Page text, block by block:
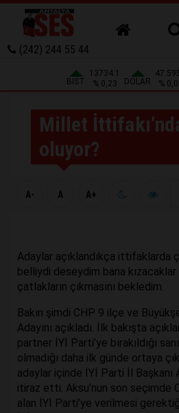
(242) 244 55 44
BIST
13734.1
% 0,23
DOLAR
%
Millet
oluyor?
A- A A+
Adaylar açıklandıkça ittifaklarda
belliydi deseydim bana kızacaklar
çatlakların çıkmasını bekledim.
Bakın şimdi CHP 9 ilçe ve
Adayını açıkladı. İlk bakışta
partner İYİ Parti’ye bırakıldığı
olmadığı daha ilk günde ortaya
adaylar içinde İYİ Parti İl Başkanı
itiraz etti. Aksu’nun son seçimde
alan İYİ Parti’ye verilmesi